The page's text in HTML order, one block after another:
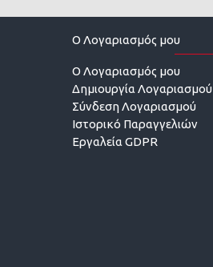
O Λογαριασμός μου
O Λογαριασμός μου
Δημιουργία Λογαριασμού
Σύνδεση Λογαριασμού
Ιστορικό Παραγγελιών
Εργαλεία GDPR